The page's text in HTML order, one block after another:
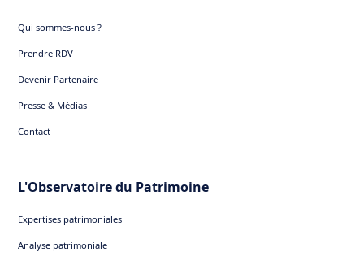
Qui sommes-nous ?
Prendre RDV
Devenir Partenaire
Presse & Médias
Contact
L'Observatoire du Patrimoine
Expertises patrimoniales
Analyse patrimoniale